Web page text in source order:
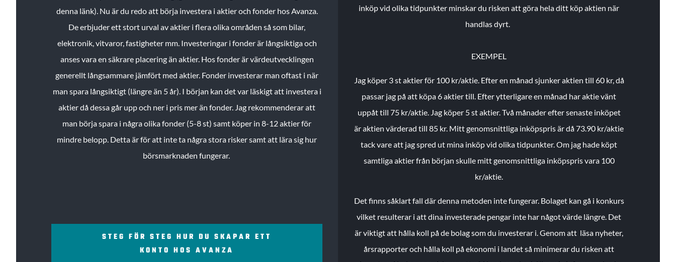
denna länk). Nu är du redo att börja investera i aktier och fonder hos Avanza.
De erbjuder ett stort urval av aktier i flera olika områden så som bilar,
elektronik, vitvaror, fastigheter mm. Investeringar i fonder är långsiktiga och
anses vara en säkrare placering än aktier. Hos fonder är värdeutvecklingen
generellt långsammare jämfört med aktier. Fonder investerar man oftast i när
man spara långsiktigt (längre än 5 år). I början kan det var läskigt att investera i
aktier då dessa går upp och ner i pris mer än fonder. Jag rekommenderar att
man börja spara i några olika fonder (5-8 st) samt köper in 8-12 aktier för
mindre belopp. Detta är för att inte ta några stora risker samt att lära sig hur
börsmarknaden fungerar.
STEG FÖR STEG HUR DU SKAPAR ETT
KONTO HOS AVANZA
inköp vid olika tidpunkter minskar du risken att göra hela ditt köp aktien när
handlas dyrt.
EXEMPEL
Jag köper 3 st aktier för 100 kr/aktie. Efter en månad sjunker aktien till 60 kr, då
passar jag på att köpa 6 aktier till. Efter ytterligare en månad har aktie vänt
uppåt till 75 kr/aktie. Jag köper 5 st aktier.Två månader efter senaste inköpet
är aktien värderad till 85 kr. Mitt genomsnittliga inköpspris är då 73.90 kr/aktie
tack vare att jag spred ut mina inköp vid olika tidpunkter. Om jag hade köpt
samtliga aktier från början skulle mitt genomsnittliga inköpspris vara 100
kr/aktie.
Det finns såklart fall där denna metoden inte fungerar. Bolaget kan gå i konkurs
vilket resulterar i att dina investerade pengar inte har något värde längre. Det
är viktigt att hålla koll på de bolag som du investerar i. Genom att läsa nyheter,
årsrapporter och hålla koll på ekonomi i landet så minimerar du risken att